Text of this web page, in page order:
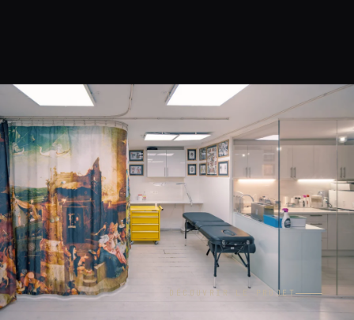
DÉCOUVRIR LE PROJET